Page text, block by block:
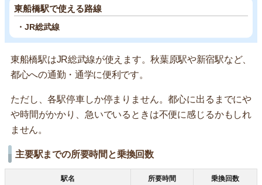
東船橋駅で使える路線
・JR総武線
東船橋駅はJR総武線が使えます。秋葉原駅や新宿駅など、
都心への通勤・通学に便利です。
ただし、各駅停車しか停まりません。都心に出るまでにや
や時間がかかり、急いでいるときは不便に感じるかもしれ
ません。
主要駅までの所要時間と乗換回数
駅名 所要時間 乗換回数